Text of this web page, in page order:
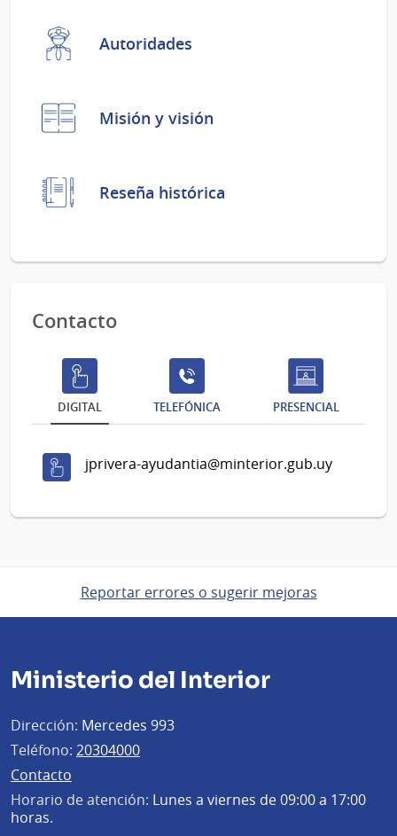
Autoridades
Misión y visión
Reseña histórica
Contacto
DIGITAL TELEFÓNICA PRESENCIAL
jprivera-ayudantia@minterior.gub.uy
Reportar errores o sugerir mejoras
Ministerio del Interior
Dirección: Mercedes 993
Teléfono: 20304000
Contacto
Horario de atención: Lunes a viernes de 09:00 a 17:00
horas.